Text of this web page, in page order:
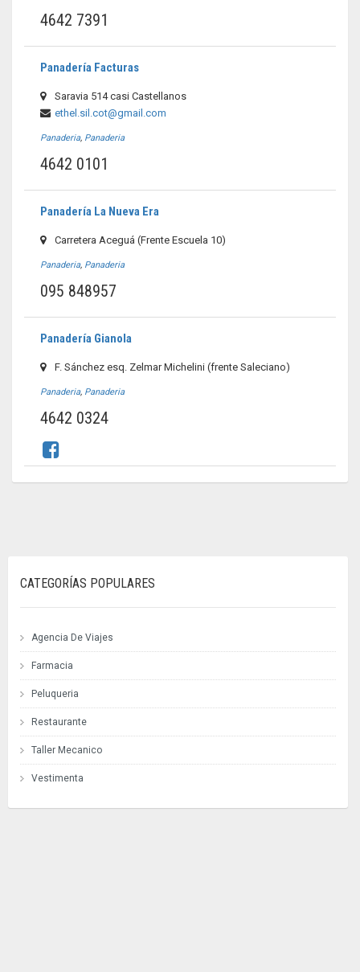
4642 7391
Panadería Facturas
Saravia 514 casi Castellanos
ethel.sil.cot@gmail.com
Panaderia, Panaderia
4642 0101
Panadería La Nueva Era
Carretera Aceguá (Frente Escuela 10)
Panaderia, Panaderia
095 848957
Panadería Gianola
F. Sánchez esq. Zelmar Michelini (frente Saleciano)
Panaderia, Panaderia
4642 0324
CATEGORÍAS POPULARES
Agencia De Viajes
Farmacia
Peluqueria
Restaurante
Taller Mecanico
Vestimenta